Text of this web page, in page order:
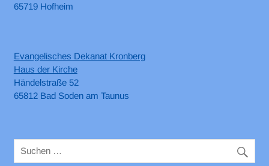
65719 Hofheim
Evangelisches Dekanat Kronberg
Haus der Kirche
Händelstraße 52
65812 Bad Soden am Taunus